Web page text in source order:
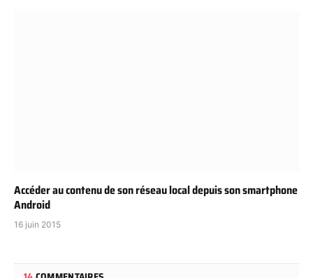
Accéder au contenu de son réseau local depuis son smartphone
Android
16 juin 2015